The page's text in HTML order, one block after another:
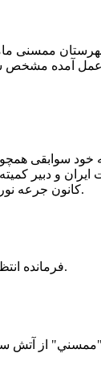
بررسی‌های به
خود سوابقی
و دبیر
کانون جرعه نور و رئیس کمیته اجرایی اولین دوره مسابقات ملی و فناوری جام پایتخت طبیعت ایران را دارد.
فرمانده انتظامی شهرستان ممسنی از کشف بیش از 37 کیلوگرم تریاک در یک خودروی ام وی ام خبر داد.